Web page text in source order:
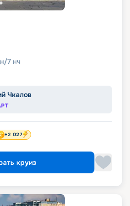
/7 нч
Чкалов
+2 027
круиз